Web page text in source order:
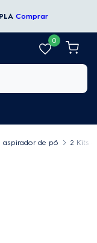
Comprar
0
aspirador de pó 2 Kits